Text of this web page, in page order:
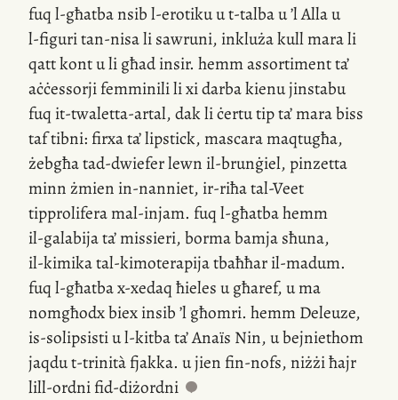
fuql-għatbansibl-erotikuut-talbau ’l Alla u
l-figuritan-nisa li sawruni, inkluża kull mara li
qatt kont u li għad insir. hemm assortiment ta’
aċċessorji femminili li xi darba kienu jinstabu
fuq it-twaletta-artal, dak li ċertu tip ta’ mara biss
taf tibni: firxa ta’ lipstick, mascara maqtugħa,
żebgħatad-dwieferlewn il-brunġiel, pinzetta
minn żmien in-nanniet, ir-riħatal-Veet
tipproliferamal-injam. fuql-għatbahemm
il-galabijata’ missieri, borma bamja sħuna,
il-kimikatal-kimoterapija tbaħħaril-madum.
fuql-għatbax-xedaq ħieles u għaref, u ma
nomgħodx biex insib ’l għomri. hemm Deleuze,
is-solipsistiul-kitbata’ Anaïs Nin, u bejniethom
jaqdut-trinitàfjakka. u jien fin-nofs, niżżi ħajr
lill-ordnifid-diżordni .